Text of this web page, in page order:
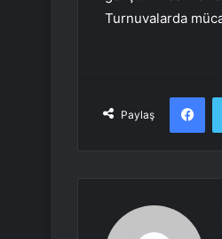
Turnuvalarda
Paylaş